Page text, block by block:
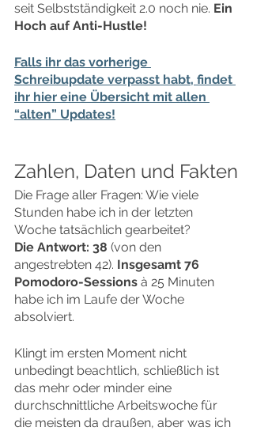
seit Selbstständigkeit 2.0 noch nie. Ein
Hoch auf Anti-Hustle!
Falls ihr das vorherige
Schreibupdate verpasst habt, findet
ihr hier eine Übersicht mit allen
“alten” Updates!
Zahlen, Daten und Fakten
Die Frage aller Fragen: Wie viele
Stunden habe ich in der letzten
Woche tatsächlich gearbeitet?
Die Antwort: 38 (von den
angestrebten 42). Insgesamt 76
Pomodoro-Sessions à 25 Minuten
habe ich im Laufe der Woche
absolviert.
Klingt im ersten Moment nicht
unbedingt beachtlich, schließlich ist
das mehr oder minder eine
durchschnittliche Arbeitswoche für
die meisten da draußen, aber was ich